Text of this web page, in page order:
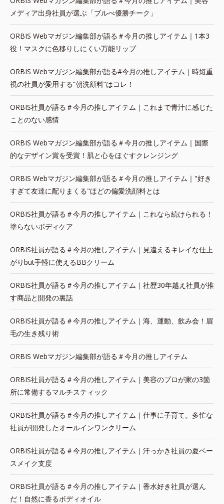
メディア出身社員が選ぶ「ブルべ優勝チーク」
ORBIS Webマガジン編集部が語る＃今月の推しアイテム｜1本3
役！マスクに色移りしにくい万能リップ
ORBIS Webマガジン編集部が語る#今月の推しアイテム｜時短重
視の社員が愛用する“朝洗顔料”はコレ！
ORBIS社員が語る＃今月の推しアイテム｜これまで青汁に感じた
ことのない感情
ORBIS Webマガジン編集部が語る＃今月の推しアイテム｜国際
的なデザイン賞を受賞！肌と心をほぐすクレンジング
ORBIS Webマガジン編集部が語る＃今月の推しアイテム｜"好き
すぎて友達に配りまくる"ほどの偏愛洗顔料とは
ORBIS社員が語る＃今月の推しアイテム｜これなら続けられる！
塗らないボディケア
ORBIS社員が語る＃今月の推しアイテム｜見違えるキレイな仕上
がりbut手軽に使えるBBクリーム
ORBIS社員が語る＃今月の推しアイテム｜社歴30年越え社員が推
す商品と開発の裏話
ORBIS社員が語る＃今月の推しアイテム｜海、運動、飲み会！眉
毛の生き残り術
ORBIS Webマガジン編集部が語る＃今月の推しアイテム
ORBIS社員が語る＃今月の推しアイテム｜美容のプロが家の3箇
所に常備するマルチスティック
ORBIS社員が語る＃今月の推しアイテム｜仕事に子育て。多忙な
社員が開発したオールインワンクリーム
ORBIS社員が語る＃今月の推しアイテム｜汗っかき社員の夏ベー
スメイク支度
ORBIS社員が語る＃今月の推しアイテム｜香水好き社員が選ん
だ！自然に香るボディオイル